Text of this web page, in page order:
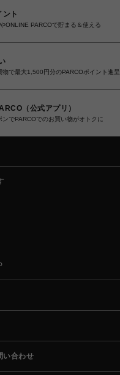
ント
ONLINE PARCOで貯まる＆使える
物で最大1,500円分のPARCOポイント進呈
（公式アプリ）
ンでPARCOでのお買い物がオトクに
い合わせ